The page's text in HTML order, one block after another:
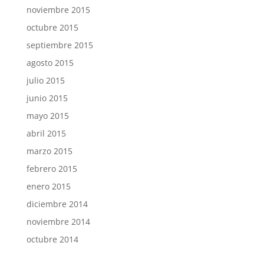
noviembre 2015
octubre 2015
septiembre 2015
agosto 2015
julio 2015
junio 2015
mayo 2015
abril 2015
marzo 2015
febrero 2015
enero 2015
diciembre 2014
noviembre 2014
octubre 2014